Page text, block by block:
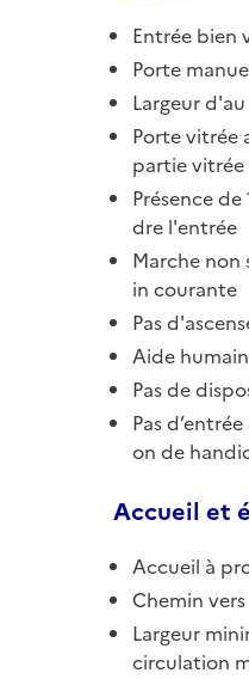
Entrée bien
Porte
Largeur
Porte vitrée
partie vitrée
Présence
dre l'entrée
Marche non
in courante
Pas
Aide
Pas de
Pas
on de
Accueil et
Accueil à
Chemin
Largeur
circulation